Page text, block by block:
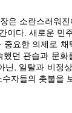
은 소란스러워
이다. 새로운 민
요한 의제로
던 관습과 문
, 일탈과 비정
자들의 촛불을